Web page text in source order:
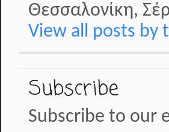
Θεσσαλονίκη,
View all posts
Subscribe
Subscribe to our